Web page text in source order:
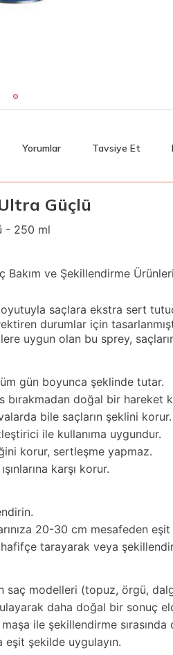
Yorumlar Tavsiye Et
Güçlü
- 250 ml
Bakım ve Şekillendirme
saçlara ekstra sert
durumlar için
uygun olan bu sprey,
tüm gün boyunca şeklinde tutar.
bırakmadan doğal bir hareket
bile saçların şeklini korur.
ile kullanıma uygundur.
korur, sertleşme yapmaz.
karşı korur.
20-30 cm mesafeden
hafifçe tarayarak veya
saç modelleri (topuz, örgü,
daha doğal bir sonuç
ile şekillendirme sırasında
eşit şekilde uygulayın.